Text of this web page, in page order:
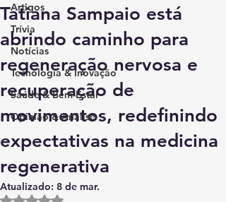
Artigos
Trívia
Notícias
Tecnologia & Inovação
Saúde & Bem-Estar
Opinião & Análise
Tatiana Sampaio está
abrindo caminho para
regeneração nervosa e
recuperação de
movimentos, redefinindo
expectativas na medicina
regenerativa
Atualizado: 8 de mar.